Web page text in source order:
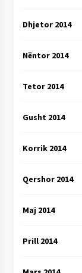
Dhjetor 2014
Nëntor 2014
Tetor 2014
Gusht 2014
Korrik 2014
Qershor 2014
Maj 2014
Prill 2014